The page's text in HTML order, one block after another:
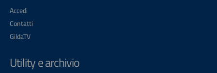
Accedi
Contatti
GildaTV
Utility e archivio